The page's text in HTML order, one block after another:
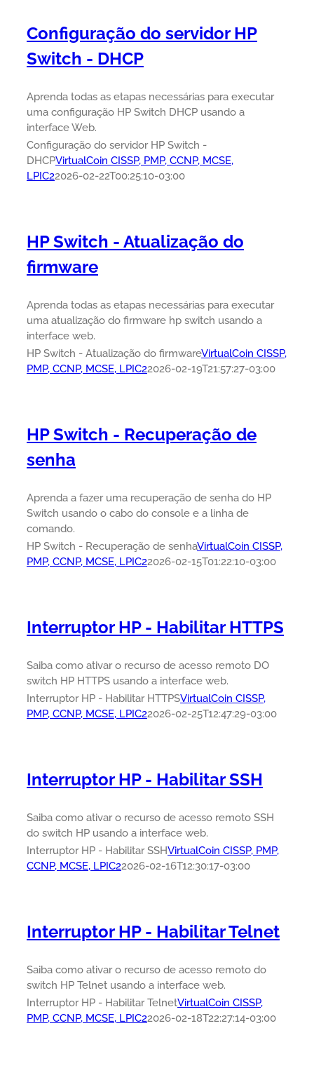
Configuração do servidor HP
Switch - DHCP
Aprenda todas as etapas necessárias para executar
uma configuração HP Switch DHCP usando a
interface Web.
Configuração do servidor HP Switch -
DHCPVirtualCoin CISSP, PMP, CCNP, MCSE,
LPIC22026-02-22T00:25:10-03:00
HP Switch - Atualização do
firmware
Aprenda todas as etapas necessárias para executar
uma atualização do firmware hp switch usando a
interface web.
HP Switch - Atualização do firmwareVirtualCoin CISSP,
PMP, CCNP, MCSE, LPIC22026-02-19T21:57:27-03:00
HP Switch - Recuperação de
senha
Aprenda a fazer uma recuperação de senha do HP
Switch usando o cabo do console e a linha de
comando.
HP Switch - Recuperação de senhaVirtualCoin CISSP,
PMP, CCNP, MCSE, LPIC22026-02-15T01:22:10-03:00
Interruptor HP - Habilitar HTTPS
Saiba como ativar o recurso de acesso remoto DO
switch HP HTTPS usando a interface web.
Interruptor HP - Habilitar HTTPSVirtualCoin CISSP,
PMP, CCNP, MCSE, LPIC22026-02-25T12:47:29-03:00
Interruptor HP - Habilitar SSH
Saiba como ativar o recurso de acesso remoto SSH
do switch HP usando a interface web.
Interruptor HP - Habilitar SSHVirtualCoin CISSP, PMP,
CCNP, MCSE, LPIC22026-02-16T12:30:17-03:00
Interruptor HP - Habilitar Telnet
Saiba como ativar o recurso de acesso remoto do
switch HP Telnet usando a interface web.
Interruptor HP - Habilitar TelnetVirtualCoin CISSP,
PMP, CCNP, MCSE, LPIC22026-02-18T22:27:14-03:00